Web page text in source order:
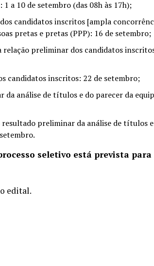
a 10 de setembro (das 08h às 17h);
candidatos inscritos [ampla
pretas e pretas (PPP): 16 de setembro;
preliminar dos candidatos inscritos
candidatos inscritos: 22 de setembro;
análise de títulos e do parecer da
preliminar da análise de títulos
seletivo está prevista para
edital.